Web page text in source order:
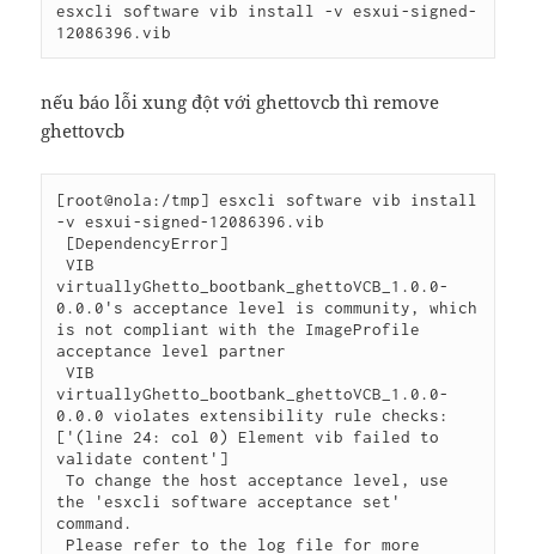
esxcli software vib install -v esxui-signed-
12086396.vib
nếu báo lỗi xung đột với ghettovcb thì remove
ghettovcb
[root@nola:/tmp] esxcli software vib install
-v esxui-signed-12086396.vib
VIB
virtuallyGhetto_bootbank_ghettoVCB_1.0.0-
0.0.0's acceptance level is community, which
is not compliant with the ImageProfile
acceptance level partner
VIB
virtuallyGhetto_bootbank_ghettoVCB_1.0.0-
0.0.0 violates extensibility rule checks:
['(line 24: col 0) Element vib failed to
validate content']
To change the host acceptance level, use
the 'esxcli software acceptance set'
command.